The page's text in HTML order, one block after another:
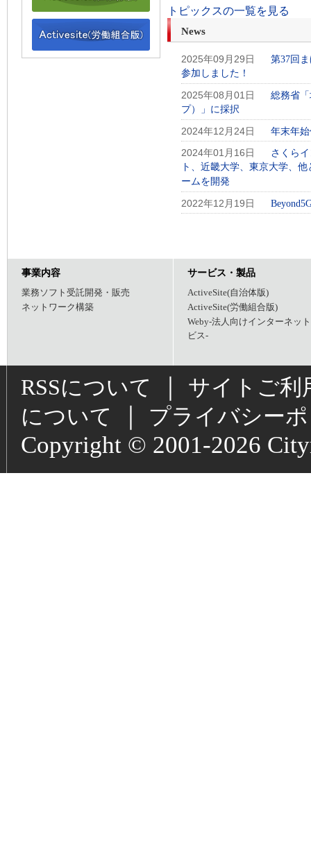
トピックスの一覧を見る
News
2025年09月29日 第37回
参加しました！
2025年08月01日 総務省
プ）」に採択
2024年12月24日
年末年
2024年01月16日
さくら
ト、近畿大学、東京大学、
ームを開発
2022年12月19日
事業内容
業務ソフト受託開発・販売
ネットワーク構築
サービス・製品
ActiveSite(自治体版)
ActiveSite(労働組合版)
Weby-法人向けインターネッ
ビス-
RSSについて
サイトご利
について
プライバシー
Copyright © 2001-2026